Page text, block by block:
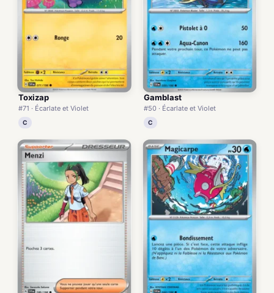
Toxizap
#71 · Écarlate et Violet
C
Gamblast
#50 · Écarlate et Violet
C